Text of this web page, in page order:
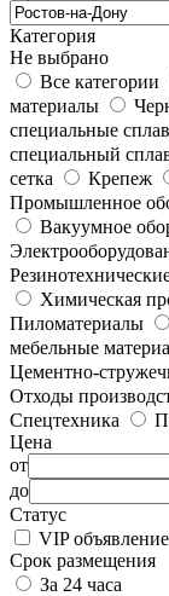
Категория
Не выбрано
Все категории
материалы
специальные
специальный
сетка
Крепеж
Промышленное
Вакуумное
Химическая
Пиломатериалы
мебельные
Цементно-
Отходы
Спецтехника
Цена
от
до
Статус
VIP объявление
Срок размещения
За 24 часа